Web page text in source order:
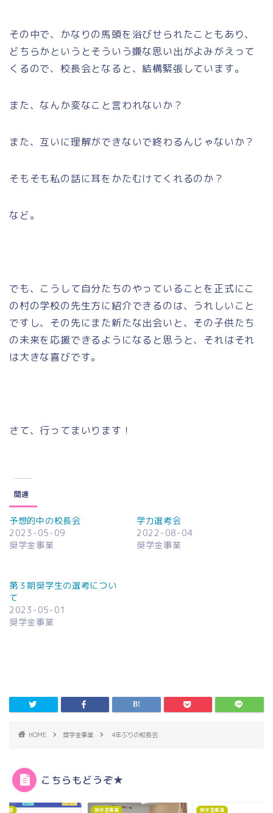
その中で、かなりの馬頭を浴びせられたこともあり、
どちらかというとそういう嫌な思い出がよみがえって
くるので、校長会となると、結構緊張しています。
また、なんか変なこと言われないか？
また、互いに理解ができないで終わるんじゃないか？
そもそも私の話に耳をかたむけてくれるのか？
など。
でも、こうして自分たちのやっていることを正式にこ
の村の学校の先生方に紹介できるのは、うれしいこと
ですし、その先にまた新たな出会いと、その子供たち
の未来を応援できるようになると思うと、それはそれ
は大きな喜びです。
さて、行ってまいります！
関連
予想的中の校長会
2023-05-09
奨学金事業
学力選考会
2022-08-04
奨学金事業
第３期奨学生の選考につい
て
2023-05-01
奨学金事業
HOME 奨学金事業 4年ぶりの校長会
こちらもどうぞ★
事業 奨学金事業 奨学金事業